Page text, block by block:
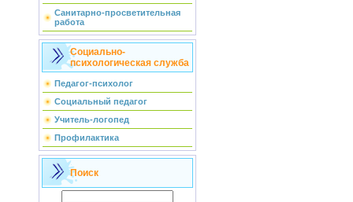
Санитарно-просветительная
работа
Социально-
психологическая служба
Педагог-психолог
Социальный педагог
Учитель-логопед
Профилактика
Поиск